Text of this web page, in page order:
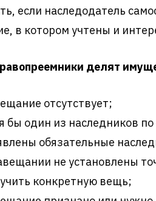
если наследодатель
в котором учтены и
делят
отсутствует;
бы один из наследников
обязательные
не установлены
конкретную вещь;